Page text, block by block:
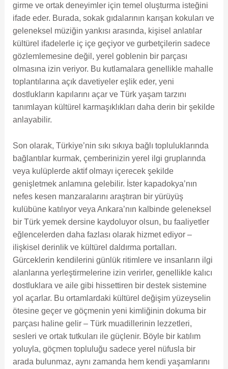
girme ve ortak deneyimler için temel oluşturma isteğini
ifade eder. Burada, sokak gıdalarının karışan kokuları ve
geleneksel müziğin yankısı arasında, kişisel anlatılar
kültürel ifadelerle iç içe geçiyor ve gurbetçilerin sadece
gözlemlemesine değil, yerel goblenin bir parçası
olmasına izin veriyor. Bu kutlamalara genellikle mahalle
toplantılarına açık davetiyeler eşlik eder, yeni
dostlukların kapılarını açar ve Türk yaşam tarzını
tanımlayan kültürel karmaşıklıkları daha derin bir şekilde
anlayabilir.
Son olarak, Türkiye’nin sıkı sıkıya bağlı topluluklarında
bağlantılar kurmak, çemberinizin yerel ilgi gruplarında
veya kulüplerde aktif olmayı içerecek şekilde
genişletmek anlamına gelebilir. İster kapadokya’nın
nefes kesen manzaralarını araştıran bir yürüyüş
kulübüne katılıyor veya Ankara’nın kalbinde geleneksel
bir Türk yemek dersine kaydoluyor olsun, bu faaliyetler
eğlencelerden daha fazlası olarak hizmet ediyor –
ilişkisel derinlik ve kültürel daldırma portalları.
Gürceklerin kendilerini günlük ritimlere ve insanların ilgi
alanlarına yerleştirmelerine izin verirler, genellikle kalıcı
dostluklara ve aile gibi hissettiren bir destek sistemine
yol açarlar. Bu ortamlardaki kültürel değişim yüzeyselin
ötesine geçer ve göçmenin yeni kimliğinin dokuma bir
parçası haline gelir – Türk muadillerinin lezzetleri,
sesleri ve ortak tutkuları ile güçlenir. Böyle bir katılım
yoluyla, göçmen topluluğu sadece yerel nüfusla bir
arada bulunmaz, aynı zamanda hem kendi yaşamlarını